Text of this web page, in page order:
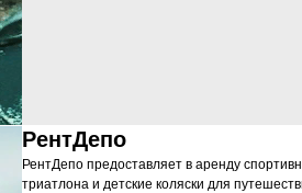
РентДепо
РентДепо предоставляет в аренду
триатлона и детские коляски для